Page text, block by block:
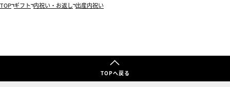
TOP ギフト 内祝い・お返し 出産内祝い
TOPへ戻る